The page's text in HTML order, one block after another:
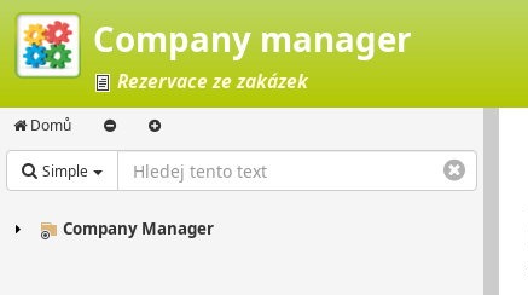
Company manager
Rezervace ze zakázek
Domů
Simple
Company Manager